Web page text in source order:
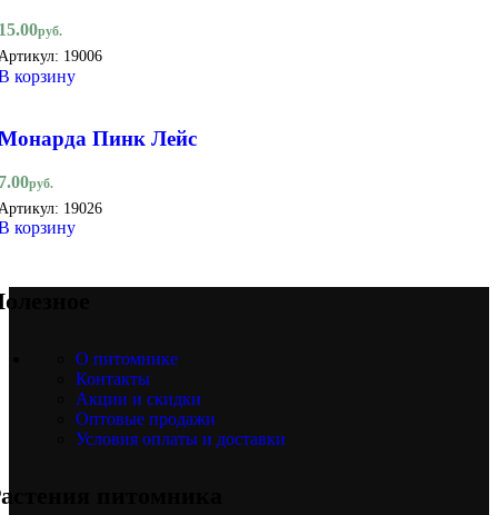
руб.
19006
корзину
Пинк Лейс
руб.
19026
корзину
О питомнике
Контакты
Акции и скидки
Оптовые продажи
Условия оплаты и доставки
питомника